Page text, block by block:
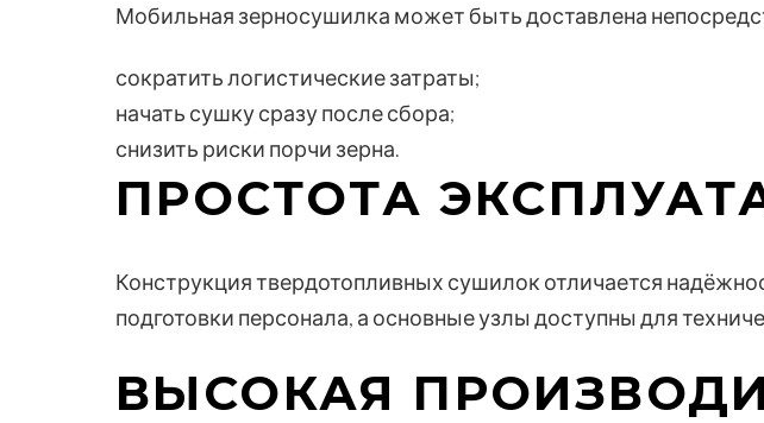
Мобильная зерносушилка может быть доставлена
сократить логистические затраты;
начать сушку сразу после сбора;
снизить риски порчи зерна.
ПРОСТОТА
Конструкция твердотопливных сушилок отличается
подготовки персонала, а основные узлы доступны для
ВЫСОКАЯ